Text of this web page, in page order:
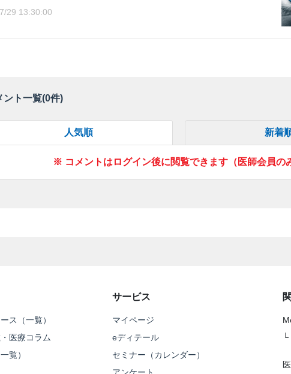
29 13:30:00
ント一覧(0件)
人気順 新着
※ コメントはログイン後に閲覧できます（医師会員の
ス（一覧）
医療コラム
覧）
サービス
マイページ
eディテール
セミナー（カレンダー）
アンケート
└